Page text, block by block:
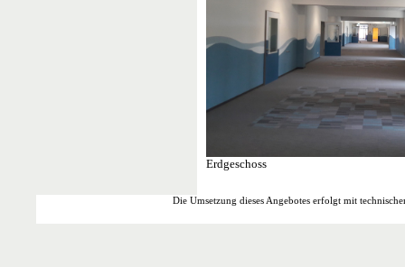
Erdgeschoss
Die Umsetzung dieses Angebotes erfolgt mit